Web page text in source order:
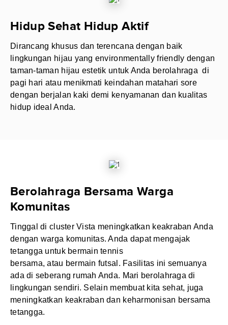
Hidup Sehat Hidup Aktif
Dirancang khusus dan terencana dengan baik
lingkungan hijau yang environmentally friendly dengan
taman-taman hijau estetik untuk Anda berolahraga di
pagi hari atau menikmati keindahan matahari sore
dengan berjalan kaki demi kenyamanan dan kualitas
hidup ideal Anda.
Berolahraga Bersama Warga
Komunitas
Tinggal di cluster Vista meningkatkan keakraban Anda
dengan warga komunitas. Anda dapat mengajak
tetangga untuk bermain tennis
bersama, atau bermain futsal. Fasilitas ini semuanya
ada di seberang rumah Anda. Mari berolahraga di
lingkungan sendiri. Selain membuat kita sehat, juga
meningkatkan keakraban dan keharmonisan bersama
tetangga.